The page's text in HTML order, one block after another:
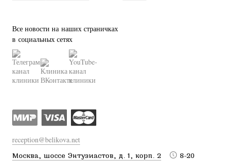
Все новости на наших страничках
в социальных сетях
reception@belikova.net
Москва, шоссе Энтузиастов, д. 1, корп. 2 8-20